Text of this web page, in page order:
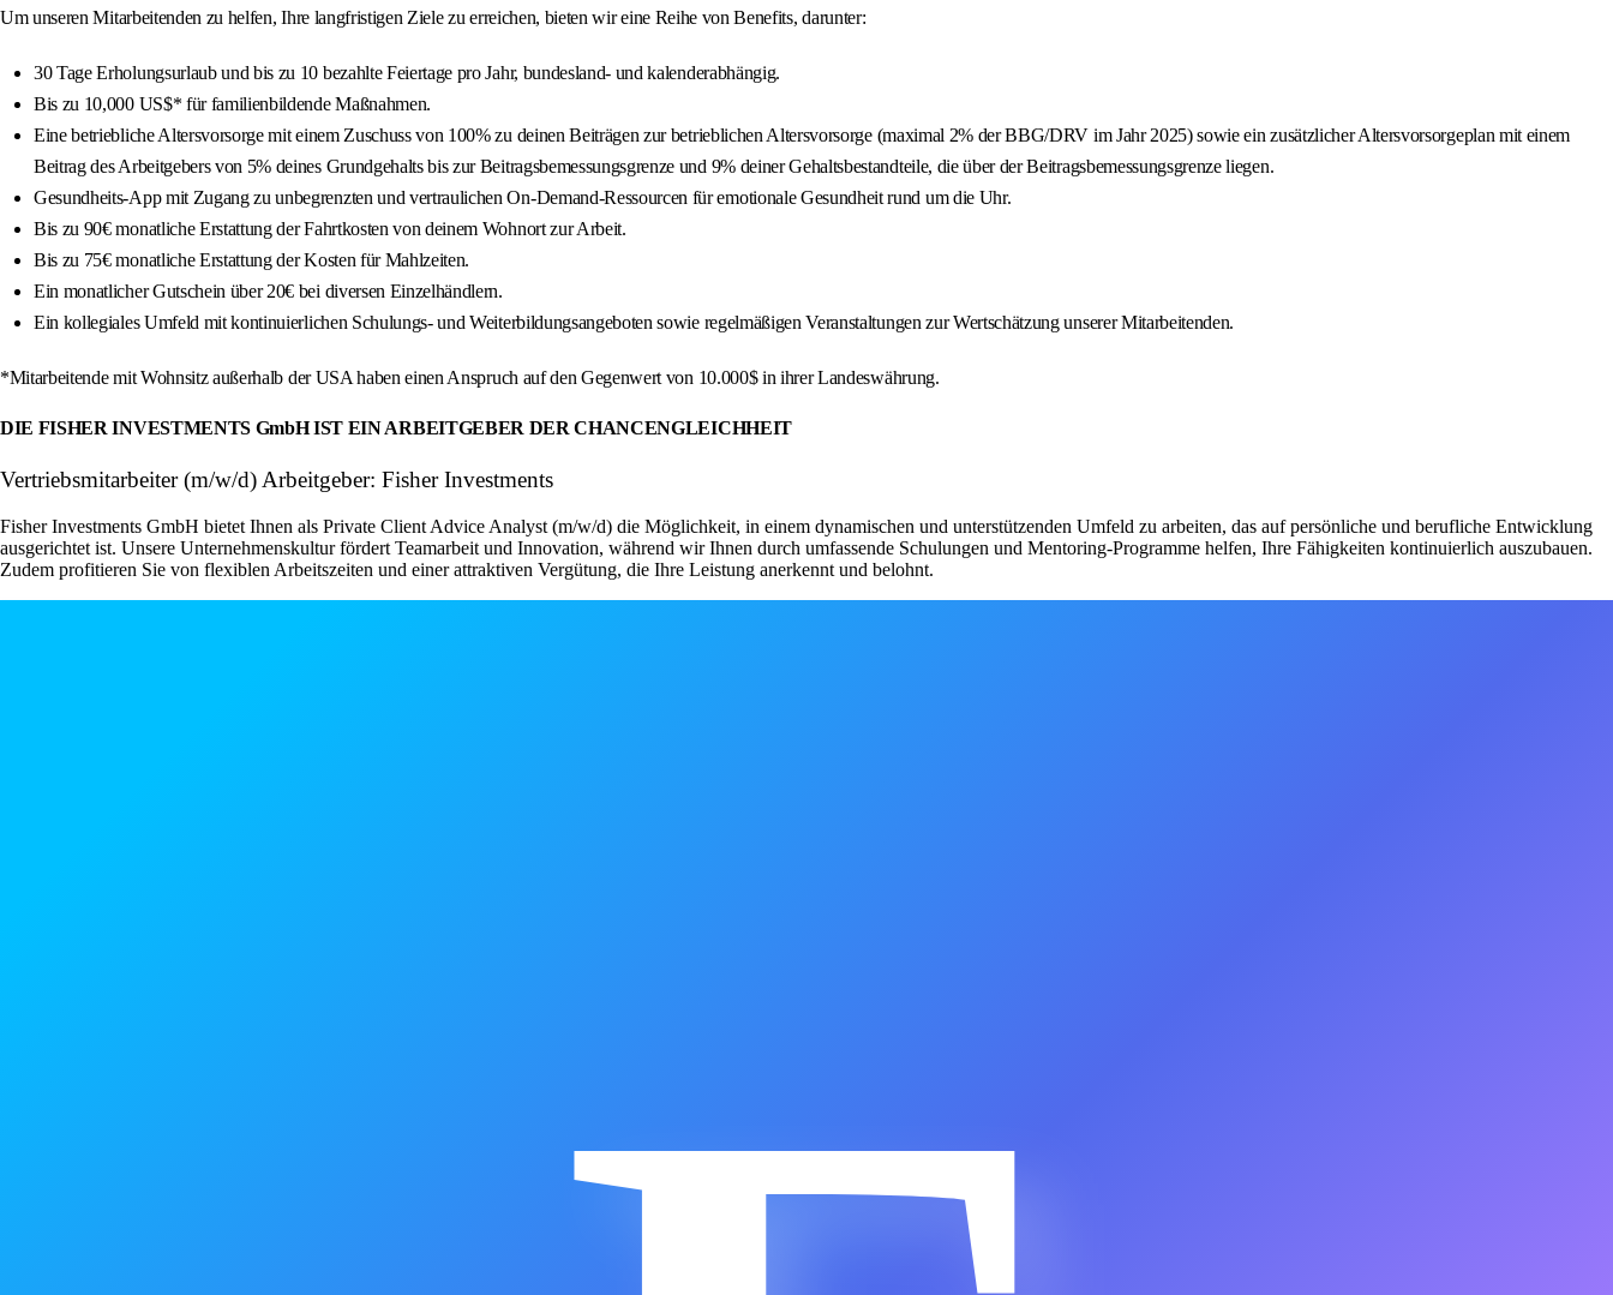
Um unseren Mitarbeitenden zu helfen, Ihre langfristigen Ziele zu erreichen, bieten wir eine Reihe von Benefits, darunter:
30 Tage Erholungsurlaub und bis zu 10 bezahlte Feiertage pro Jahr, bundesland- und kalenderabhängig.
Bis zu 10,000 US$* für familienbildende Maßnahmen.
Eine betriebliche Altersvorsorge mit einem Zuschuss von 100% zu deinen Beiträgen zur betrieblichen Altersvorsorge (maximal 2% der BBG/DRV im Jahr 2025) sowie ein zusätzlicher Altersvorsorgeplan mit einem
Beitrag des Arbeitgebers von 5% deines Grundgehalts bis zur Beitragsbemessungsgrenze und 9% deiner Gehaltsbestandteile, die über der Beitragsbemessungsgrenze liegen.
Gesundheits-App mit Zugang zu unbegrenzten und vertraulichen On-Demand-Ressourcen für emotionale Gesundheit rund um die Uhr.
Bis zu 90€ monatliche Erstattung der Fahrtkosten von deinem Wohnort zur Arbeit.
Bis zu 75€ monatliche Erstattung der Kosten für Mahlzeiten.
Ein monatlicher Gutschein über 20€ bei diversen Einzelhändlern.
Ein kollegiales Umfeld mit kontinuierlichen Schulungs- und Weiterbildungsangeboten sowie regelmäßigen Veranstaltungen zur Wertschätzung unserer Mitarbeitenden.
*Mitarbeitende mit Wohnsitz außerhalb der USA haben einen Anspruch auf den Gegenwert von 10.000$ in ihrer Landeswährung.
DIE FISHER INVESTMENTS GmbH IST EIN ARBEITGEBER DER CHANCENGLEICHHEIT
Vertriebsmitarbeiter (m/w/d) Arbeitgeber: Fisher Investments
Fisher Investments GmbH bietet Ihnen als Private Client Advice Analyst (m/w/d) die Möglichkeit, in einem dynamischen und unterstützenden Umfeld zu arbeiten, das auf persönliche und berufliche Entwicklung
ausgerichtet ist. Unsere Unternehmenskultur fördert Teamarbeit und Innovation, während wir Ihnen durch umfassende Schulungen und Mentoring-Programme helfen, Ihre Fähigkeiten kontinuierlich auszubauen.
Zudem profitieren Sie von flexiblen Arbeitszeiten und einer attraktiven Vergütung, die Ihre Leistung anerkennt und belohnt.